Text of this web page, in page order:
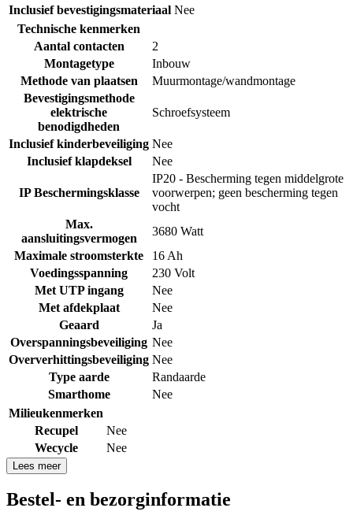
Inclusief bevestigingsmateriaal Nee
Technische kenmerken
Aantal contacten
2
Montagetype
Inbouw
Methode van plaatsen
Muurmontage/wandmontage
Bevestigingsmethode
elektrische
benodigdheden
Schroefsysteem
Inclusief kinderbeveiliging Nee
Inclusief klapdeksel
Nee
IP Beschermingsklasse
IP20 - Bescherming tegen middelgrote
voorwerpen; geen bescherming tegen
vocht
Max.
aansluitingsvermogen
3680 Watt
Maximale stroomsterkte
16 Ah
Voedingsspanning
230 Volt
Met UTP ingang
Nee
Met afdekplaat
Nee
Geaard
Ja
Overspanningsbeveiliging Nee
Oververhittingsbeveiliging Nee
Type aarde
Randaarde
Smarthome
Nee
Milieukenmerken
Recupel
Nee
Wecycle
Nee
Lees meer
Bestel- en bezorginformatie